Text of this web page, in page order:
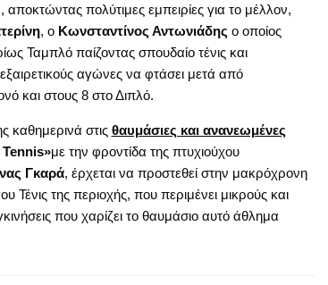
πολύτιμες εμπειρίες για το μέλλον,
, ο Κωνσταντίνος Αντωνιάδης ο οποίος
Ταμπλό παίζοντας σπουδαίο τένις και
αγώνες να φτάσει μετά από
και στους 8 στο Διπλό.
καθημερινά στις θαυμάσιες και ανανεωμένες
Tennis»με την φροντίδα της πτυχιούχου
Γκαρά, έρχεται να προστεθεί στην μακρόχρονη
Τένις της περιοχής, που περιμένει μικρούς και
που χαρίζει το θαυμάσιο αυτό άθλημα